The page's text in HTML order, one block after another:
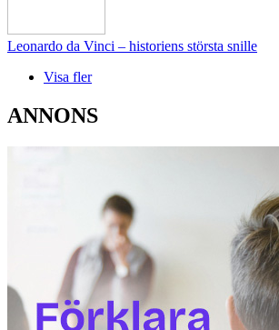
Leonardo da Vinci – historiens största snille
Visa fler
ANNONS